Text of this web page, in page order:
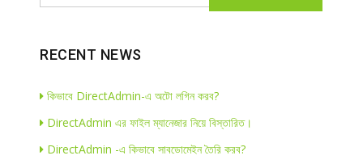
RECENT NEWS
কিভাবে DirectAdmin-এ অটো লগিন করব?
DirectAdmin এর ফাইল ম্যানেজার নিয়ে বিস্তারিত।
DirectAdmin -এ কিভাবে সাবডোমেইন তৈরি করব?